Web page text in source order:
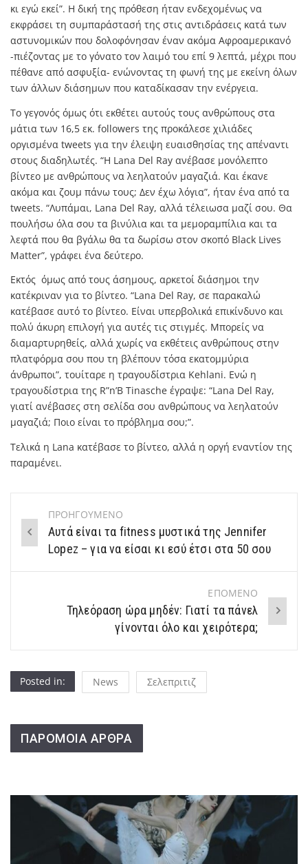
κι εγώ εκεί”. Η δική της πρόθεση ήταν ενδεχομένως να
εκφράσει τη συμπαράστασή της στις αντιδράσεις κατά των
αστυνομικών που δολοφόνησαν έναν ακόμα Αφροαμερικανό
-πιέζοντας με το γόνατο τον λαιμό του επί 9 λεπτά, μέχρι που
πέθανε από ασφυξία- ενώνοντας τη φωνή της με εκείνη όλων
των άλλων διάσημων που καταδίκασαν την ενέργεια.
Το γεγονός όμως ότι εκθέτει αυτούς τους ανθρώπους στα
μάτια των 16,5 εκ. followers της προκάλεσε χιλιάδες
οργισμένα tweets για την έλειψη ευαισθησίας της απέναντι
στους διαδηλωτές. “Η Lana Del Ray ανέβασε μονόλεπτο
βίντεο με ανθρώπους να λεηλατούν μαγαζιά. Και έκανε
ακόμα και ζουμ πάνω τους; Δεν έχω λόγια”, ήταν ένα από τα
tweets. “Λυπάμαι, Lana Del Ray, αλλά τέλειωσα μαζί σου. Θα
πουλήσω όλα σου τα βινύλια και τα μεμοραμπίλια και τα
λεφτά που θα βγάλω θα τα δωρίσω στον σκοπό Black Lives
Matter”, γράφει ένα δεύτερο.
Εκτός όμως από τους άσημους, αρκετοί διάσημοι την
κατέκριναν για το βίντεο. “Lana Del Ray, σε παρακαλώ
κατέβασε αυτό το βίντεο. Είναι υπερβολικά επικίνδυνο και
πολύ άκυρη επιλογή για αυτές τις στιγμές. Μπορείς να
διαμαρτυρηθείς, αλλά χωρίς να εκθέτεις ανθρώπους στην
πλατφόρμα σου που τη βλέπουν τόσα εκατομμύρια
άνθρωποι”, τουίταρε η τραγουδίστρια Kehlani. Ενώ η
τραγουδίστρια της R”n’B Tinasche έγραψε: “Lana Del Ray,
γιατί ανέβασες στη σελίδα σου ανθρώπους να λεηλατούν
μαγαζιά; Ποιο είναι το πρόβλημα σου;”.
Τελικά η Lana κατέβασε το βίντεο, αλλά η οργή εναντίον της
παραμένει.
Post
navigation
ΠΡΟΗΓΟΥΜΕΝΟ
Aυτά είναι τα fitness μυστικά της Jennifer
Lopez – για να είσαι κι εσύ έτσι στα 50 σου
ΕΠΟΜΕΝΟ
Τηλεόραση ώρα μηδέν: Γιατί τα πάνελ
γίνονται όλο και χειρότερα;
Posted in: News Σελεπριτιζ
ΠΑΡΟΜΟΙΑ ΑΡΘΡΑ